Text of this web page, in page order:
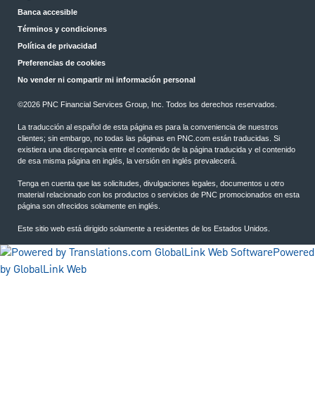
Banca accesible
Términos y condiciones
Política de privacidad
Preferencias de cookies
No vender ni compartir mi información personal
©2026 PNC Financial Services Group, Inc. Todos los derechos reservados.
La traducción al español de esta página es para la conveniencia de nuestros
clientes; sin embargo, no todas las páginas en PNC.com están traducidas. Si
existiera una discrepancia entre el contenido de la página traducida y el contenido
de esa misma página en inglés, la versión en inglés prevalecerá.
Tenga en cuenta que las solicitudes, divulgaciones legales, documentos u otro
material relacionado con los productos o servicios de PNC promocionados en esta
página son ofrecidos solamente en inglés.
Este sitio web está dirigido solamente a residentes de los Estados Unidos.
Powered
by GlobalLink Web